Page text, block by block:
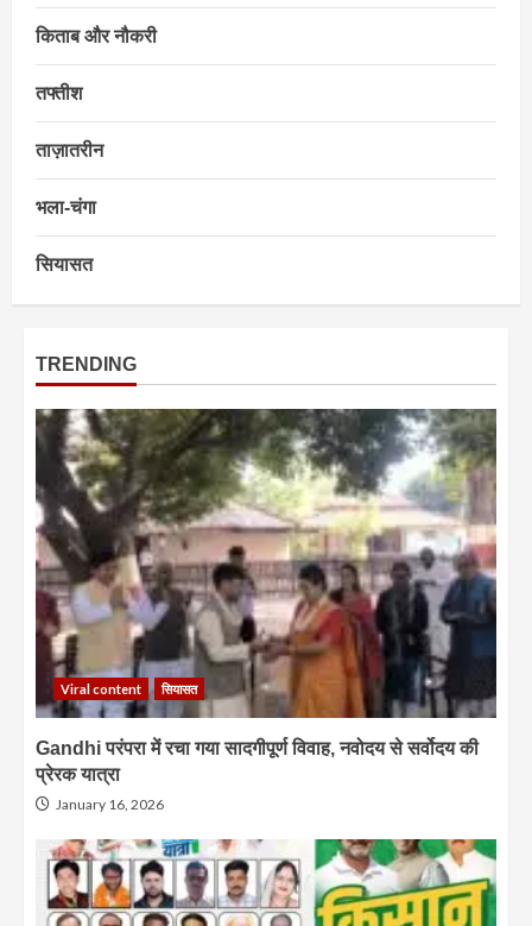
किताब और नौकरी
तफ्तीश
ताज़ातरीन
भला-चंगा
सियासत
TRENDING
Viral content सियासत
Gandhi परंपरा में रचा गया सादगीपूर्ण विवाह, नवोदय से सर्वोदय की
प्रेरक यात्रा
January 16, 2026